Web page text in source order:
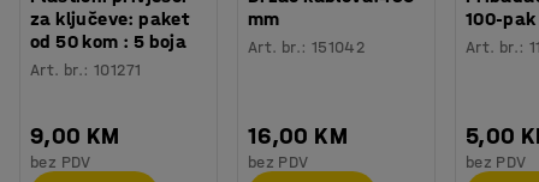
za ključeve: paket
od 50 kom : 5 boja
Art. br.:101271
9,00 KM
bez PDV
mm
Art. br.: 151042
16,00 KM
bez PDV
100-pak
Art. br.:
5,00
bez PDV